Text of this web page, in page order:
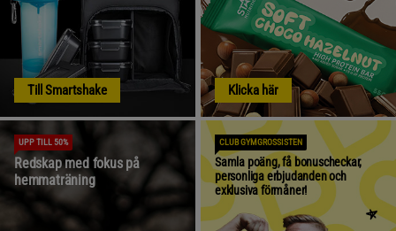
Till Smartshake Klicka här
UPP TILL 50%
Redskap med fokus på
hemmaträning
CLUB GYMGROSSISTEN
Samla poäng, få bonuscheckar,
personliga erbjudanden och
exklusiva förmåner!